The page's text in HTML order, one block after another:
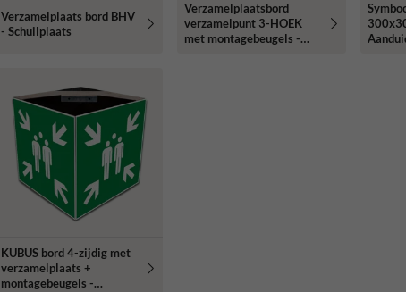
Verzamelplaats bord BHV
- Schuilplaats
Verzamelplaatsbord
verzamelpunt 3-HOEK
met montagebeugels -
KUBUS bord 4-zijdig met
verzamelplaats +
montagebeugels -